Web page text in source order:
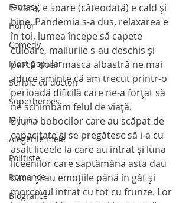
Fantasy
Horror
Comedy
Most popular
Seriale cu doctori
Superheroes
My pics
Alegerile mele
Politiste
Romance
Biografice
E vara, e soare (câteodată) e cald şi
bine. Pandemia s-a dus, relaxarea e
în toi, lumea începe să capete
culoare, mallurile s-au deschis şi
parcă doar masca albastră ne mai
aduce aminte că am trecut printr-o
perioadă dificilă care ne-a forţat să
ne schimbăm felul de viaţă.
E luna bobocilor care au scăpat de
capacitate şi se pregătesc să i-a cu
asalt liceele la care au intrat şi luna
liceenilor care săptămâna asta dau
bacu şi au emoţiile până în gât şi
morcovul intrat cu tot cu frunze. Lor